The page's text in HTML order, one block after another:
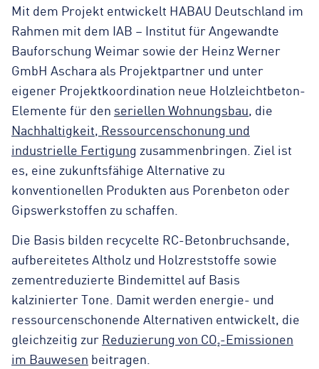
Mit dem Projekt entwickelt HABAU Deutschland im
Rahmen mit dem IAB – Institut für Angewandte
Bauforschung Weimar sowie der Heinz Werner
GmbH Aschara als Projektpartner und unter
eigener Projektkoordination neue Holzleichtbeton-
Elemente für den seriellen Wohnungsbau, die
Nachhaltigkeit, Ressourcenschonung und
industrielle Fertigung zusammenbringen. Ziel ist
es, eine zukunftsfähige Alternative zu
konventionellen Produkten aus Porenbeton oder
Gipswerkstoffen zu schaffen.
Die Basis bilden recycelte RC-Betonbruchsande,
aufbereitetes Altholz und Holzreststoffe sowie
zementreduzierte Bindemittel auf Basis
kalzinierter Tone. Damit werden energie- und
ressourcenschonende Alternativen entwickelt, die
gleichzeitig zurReduzierung von CO₂-Emissionen
im Bauwesen beitragen.